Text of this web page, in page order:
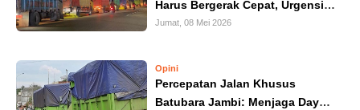
IN
OPINI
Harus Bergerak Cepat, Urgensi
Percepatan Jalan Khusus
Jumat, 08 Mei 2026
Opini
Percepatan Jalan Khusus
Batubara Jambi: Menjaga Daya